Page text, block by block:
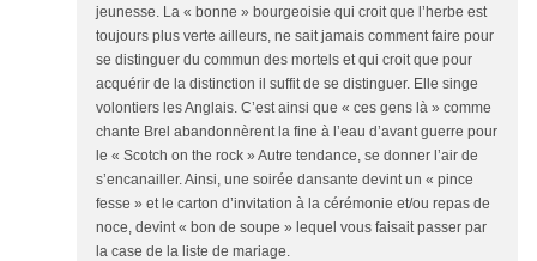
jeunesse. La « bonne » bourgeoisie qui croit que l’herbe est
toujours plus verte ailleurs, ne sait jamais comment faire pour
se distinguer du commun des mortels et qui croit que pour
acquérir de la distinction il suffit de se distinguer. Elle singe
volontiers les Anglais. C’est ainsi que « ces gens là » comme
chante Brel abandonnèrent la fine à l’eau d’avant guerre pour
le « Scotch on the rock » Autre tendance, se donner l’air de
s’encanailler. Ainsi, une soirée dansante devint un « pince
fesse » et le carton d’invitation à la cérémonie et/ou repas de
noce, devint « bon de soupe » lequel vous faisait passer par
la case de la liste de mariage.